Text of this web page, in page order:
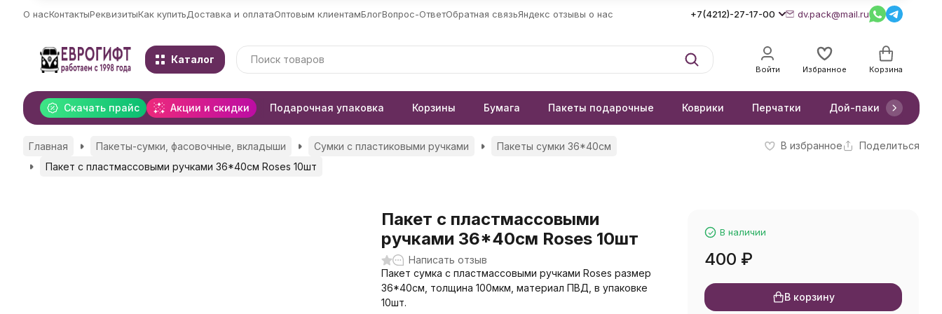
О насКонтактыРеквизитыКак купитьДоставка и оплатаОптовым клиентамБлогВопрос-ОтветОбратная связьЯндекс отзывы о нас +7(4212)-27-17-00 dv.pack@mail.ru
Каталог
Войти Избранное Корзина
Скачать прайс Акции и скидки Подарочная упаковка Корзины Бумага Пакеты подарочные Коврики Перчатки Дой-паки
Главная Пакеты-сумки, фасовочные, вкладыши Сумки с пластиковыми ручками
Пакеты сумки 36*40см
Пакет с пластмассовыми ручками 36*40см Roses 10шт
В избранное Поделиться
Пакет с пластмассовыми
ручками 36*40см Roses 10шт
Написать отзыв
Пакет сумка с пластмассовыми ручками Roses размер
36*40см, толщина 100мкм, материал ПВД, в упаковке
10шт.
В наличии
400 ₽
В корзину